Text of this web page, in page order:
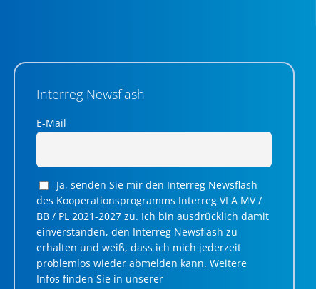
Interreg Newsflash
E-Mail
Ja, senden Sie mir den Interreg Newsflash
des Kooperationsprogramms Interreg VI A MV /
BB / PL 2021-2027 zu. Ich bin ausdrücklich damit
einverstanden, den Interreg Newsflash zu
erhalten und weiß, dass ich mich jederzeit
problemlos wieder abmelden kann. Weitere
Infos finden Sie in unserer